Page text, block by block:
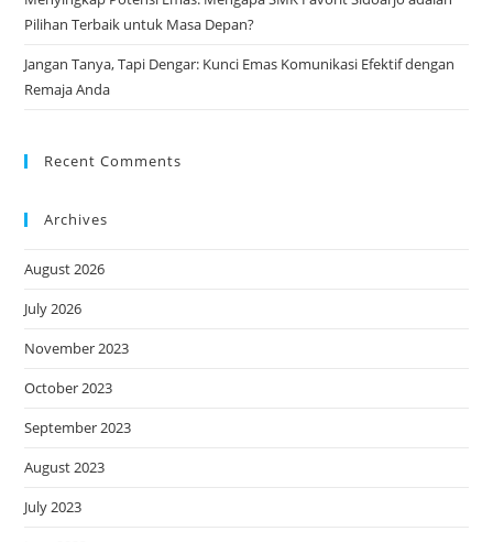
Pilihan Terbaik untuk Masa Depan?
Jangan Tanya, Tapi Dengar: Kunci Emas Komunikasi Efektif dengan
Remaja Anda
Recent Comments
Archives
August 2026
July 2026
November 2023
October 2023
September 2023
August 2023
July 2023